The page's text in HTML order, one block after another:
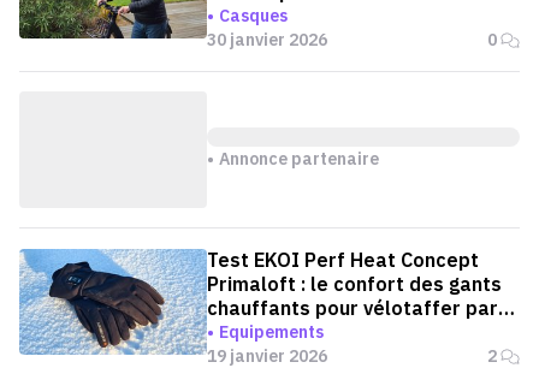
Casques
30 janvier 2026
0
Annonce partenaire
Test EKOI Perf Heat Concept
Primaloft : le confort des gants
chauffants pour vélotaffer par
grand froid
Equipements
19 janvier 2026
2